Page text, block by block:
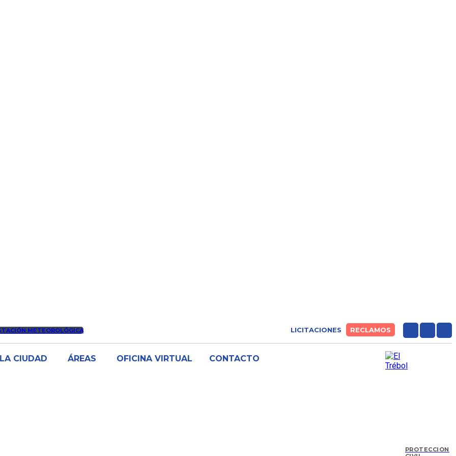
METEOROLÓGICA LICITACIONES RECLAMOS
LA CIUDAD ÁREAS OFICINA VIRTUAL CONTACTO
PROTECCIÓN